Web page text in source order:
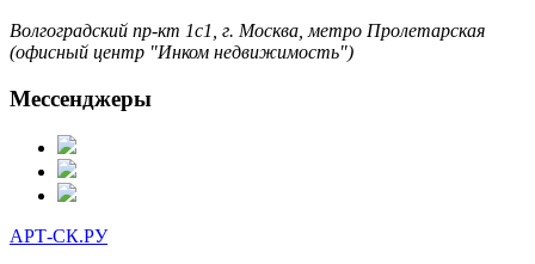
Волгоградский пр-кт 1с1, г. Москва, метро Пролетарская
(офисный центр "Инком недвижимость")
Мессенджеры
АРТ-СК.РУ